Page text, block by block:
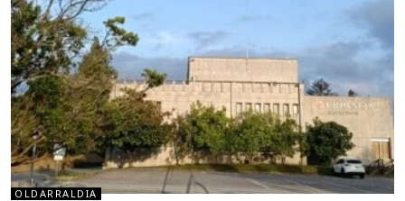
OLDARRALDIA